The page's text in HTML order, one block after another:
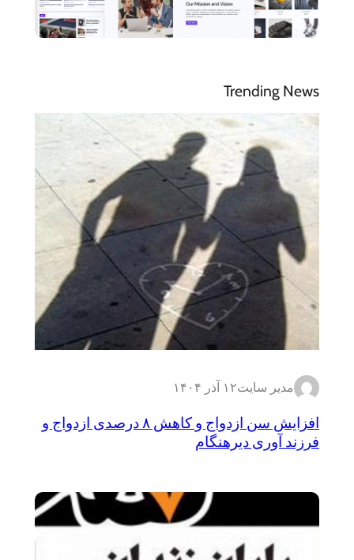
Trending News
مدیر سایت۱۲ آذر ۱۴۰۴
افزایش سن ازدواج و کاهش ۸ درصدی ازدواج و
فرزند آوری دیرهنگام